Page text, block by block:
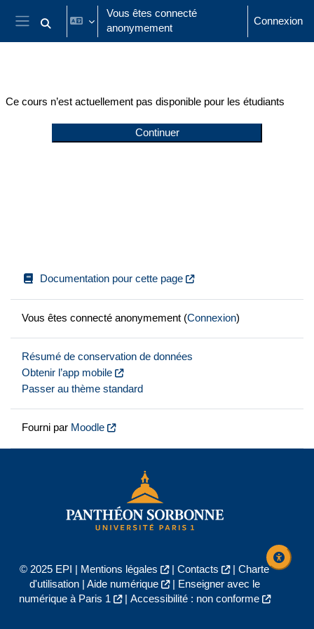
Passer au contenu principal
Panneau latéral
Activer/désactiver la saisie de recherche
Vous êtes connecté
anonymement
Connexion
Ce cours n’est actuellement pas disponible pour les étudiants
Continuer
Documentation pour cette page
Vous êtes connecté anonymement (Connexion)
Résumé de conservation de données
Obtenir l’app mobile
Passer au thème standard
Fourni par Moodle
© 2025 EPI | Mentions légales | Contacts | Charte
d'utilisation| Aide numérique |
Enseigner avec le
numérique à Paris 1
| Accessibilité : non conforme